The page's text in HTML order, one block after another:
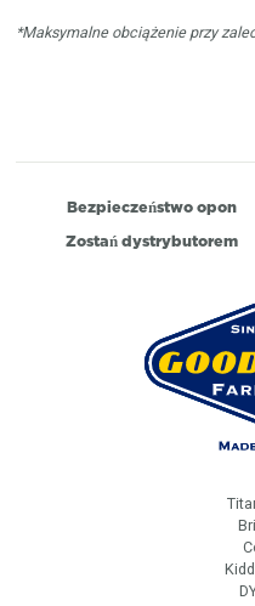
*Maksymalne obciążenie przy
Bezpieczeństwo opon
Zostań dystrybutorem